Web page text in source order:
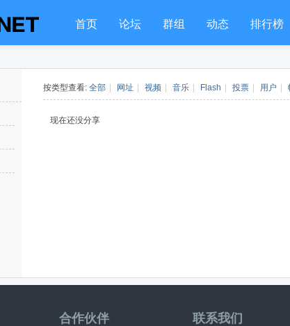
首页 论坛 群组 动态 排行榜
按类型查看: 全部 网址 视频 音乐 Flash 投票 用户
现在还没分享
合作伙伴 联系我们